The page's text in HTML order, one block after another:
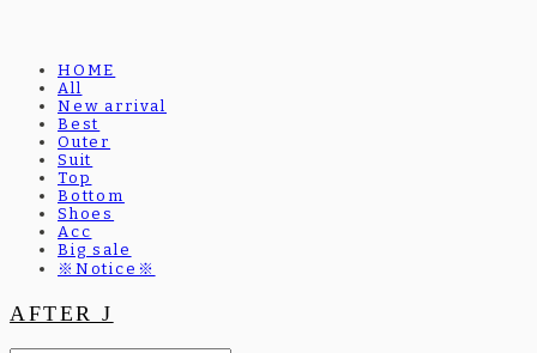
HOME
All
New arrival
Best
Outer
Suit
Top
Bottom
Shoes
Acc
Big sale
※Notice※
AFTER J